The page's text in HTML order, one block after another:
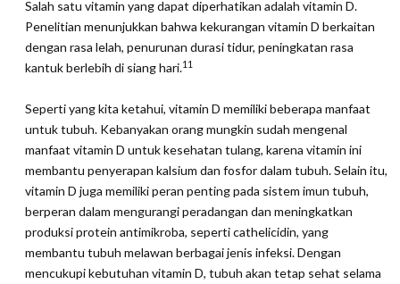
Salah satu vitamin yang dapat diperhatikan adalah vitamin D.
Penelitian menunjukkan bahwa kekurangan vitamin D berkaitan
dengan rasa lelah, penurunan durasi tidur, peningkatan rasa
kantuk berlebih di siang hari.11
Seperti yang kita ketahui, vitamin D memiliki beberapa manfaat
untuk tubuh. Kebanyakan orang mungkin sudah mengenal
manfaat vitamin D untuk kesehatan tulang, karena vitamin ini
membantu penyerapan kalsium dan fosfor dalam tubuh. Selain itu,
vitamin D juga memiliki peran penting pada sistem imun tubuh,
berperan dalam mengurangi peradangan dan meningkatkan
produksi protein antimikroba, seperti cathelicidin, yang
membantu tubuh melawan berbagai jenis infeksi. Dengan
mencukupi kebutuhan vitamin D, tubuh akan tetap sehat selama